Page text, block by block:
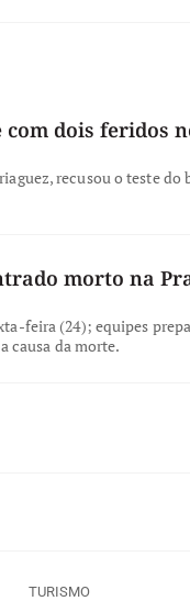
dois feridos
recusou o teste
morto na
feira (24); equipes
causa da morte.
TURISMO